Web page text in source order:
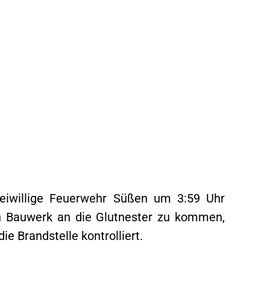
Feuerwehr Süßen um 3:59 Uhr
an die Glutnester zu kommen,
Brandstelle kontrolliert.